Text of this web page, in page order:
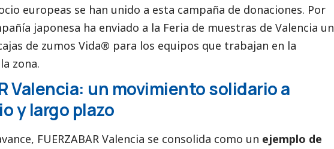
europeas se han unido a esta campaña de donaciones. Por
japonesa ha enviado a la Feria de muestras de Valencia un
de zumos Vida® para los equipos que trabajan en la
zona.
Valencia: un movimiento solidario a
y largo plazo
FUERZABAR Valencia se consolida como un ejemplo de